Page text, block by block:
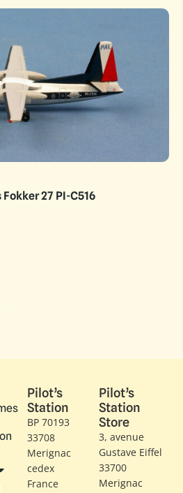
27 PI-C516
Pilot’s
Station
BP 70193
33708
Merignac
cedex
France
Pilot’s
Station
Store
3, avenue
Gustave Eiffel​
33700
Merignac